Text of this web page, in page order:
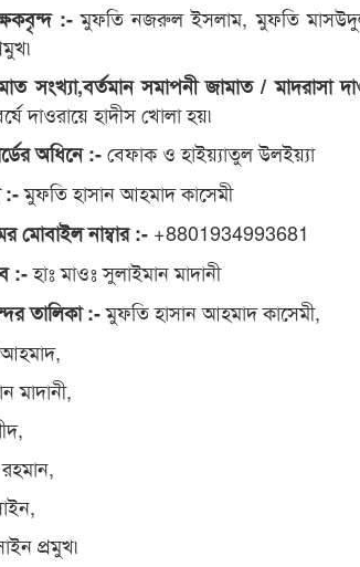
:-মুফতি নজরুল ইসলাম, মুফতি
সংখ্যা,বর্তমান সমাপনী জামাত /
দাওরায়ে হাদীস খোলা হয়৷
অধিনে :-বেফাক ও হাইয়্যাতুল উলইয়্যা
:-মুফতি হাসান আহমাদ কাসেমী
মোবাইল নাম্বার :- +8801934993681
:-হাঃ মাওঃ সুলাইমান মাদানী
তালিকা :-মুফতি হাসান আহমাদ কাসেমী,
মাদানী,
প্রমুখ৷